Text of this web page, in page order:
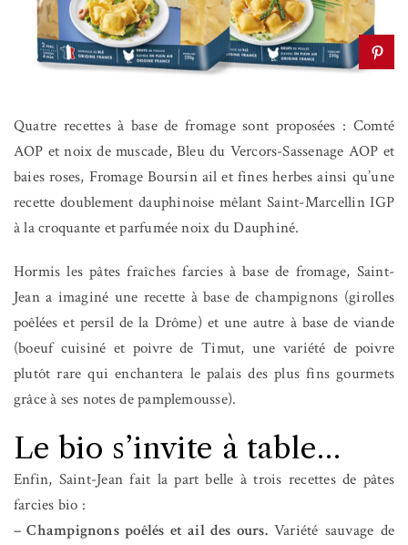
Quatre recettes à base de fromage sont proposées : Comté
AOP et noix de muscade, Bleu du Vercors-Sassenage AOP et
baies roses, Fromage Boursin ail et fines herbes ainsi qu’une
recette doublement dauphinoise mêlant Saint-Marcellin IGP
à la croquante et parfumée noix du Dauphiné.
Hormis les pâtes fraîches farcies à base de fromage, Saint-
Jean a imaginé une recette à base de champignons (girolles
poêlées et persil de la Drôme) et une autre à base de viande
(boeuf cuisiné et poivre de Timut, une variété de poivre
plutôt rare qui enchantera le palais des plus fins gourmets
grâce à ses notes de pamplemousse).
Le bio s’invite à table…
Enfin, Saint-Jean fait la part belle à trois recettes de pâtes
farcies bio :
– Champignons poêlés et ail des ours.Variété sauvage de